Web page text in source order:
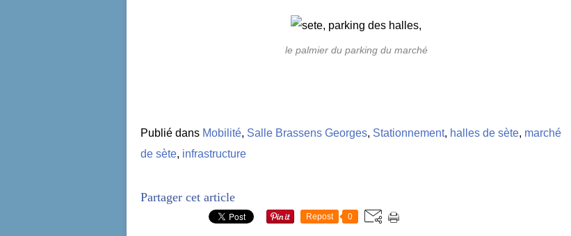
le palmier du parking du marché
Publié dans Mobilité, Salle Brassens Georges, Stationnement, halles de sète, marché
de sète, infrastructure
Partager cet article
Repost 0